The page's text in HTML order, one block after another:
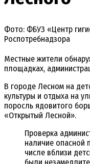
Фото: ФБУЗ «Центр
Роспотребнадзора
Местные жители
площадках,
В городе Лесном на
культуры и отдыха на
поросль ядовитого
«Открытый Лесной».
Проверка
наличие опасной
числе вблизи